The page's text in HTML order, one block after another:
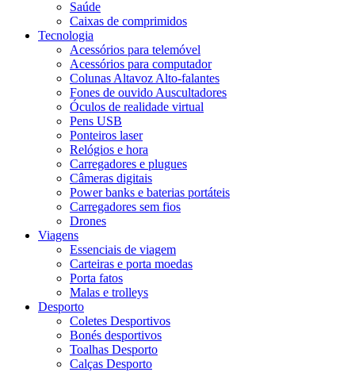
Saúde
Caixas de comprimidos
Tecnologia
Acessórios para telemóvel
Acessórios para computador
Colunas Altavoz Alto-falantes
Fones de ouvido Auscultadores
Óculos de realidade virtual
Pens USB
Ponteiros laser
Relógios e hora
Carregadores e plugues
Câmeras digitais
Power banks e baterias portáteis
Carregadores sem fios
Drones
Viagens
Essenciais de viagem
Carteiras e porta moedas
Porta fatos
Malas e trolleys
Desporto
Coletes Desportivos
Bonés desportivos
Toalhas Desporto
Calças Desporto